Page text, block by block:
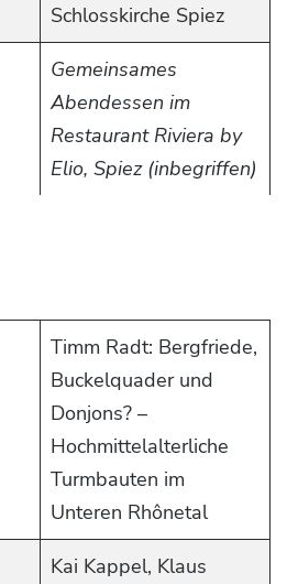
Schlosskirche Spiez
Gemeinsames
Abendessen im
Restaurant Riviera by
Elio, Spiez (inbegriffen)
Timm Radt: Bergfriede,
Buckelquader und
Donjons? –
Hochmittelalterliche
Turmbauten im
Unteren Rhônetal
Kai Kappel, Klaus